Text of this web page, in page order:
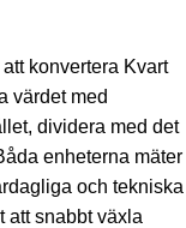
konvertera Kvart
värdet med
dividera med det
enheterna mäter
och tekniska
att snabbt växla